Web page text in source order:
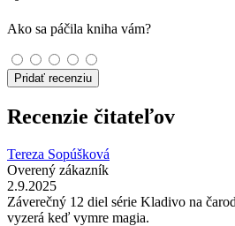
Ako sa páčila kniha vám?
Pridať recenziu
Recenzie čitateľov
Tereza Sopúšková
Overený zákazník
2.9.2025
Záverečný 12 diel série Kladivo na
vyzerá keď vymre magia.